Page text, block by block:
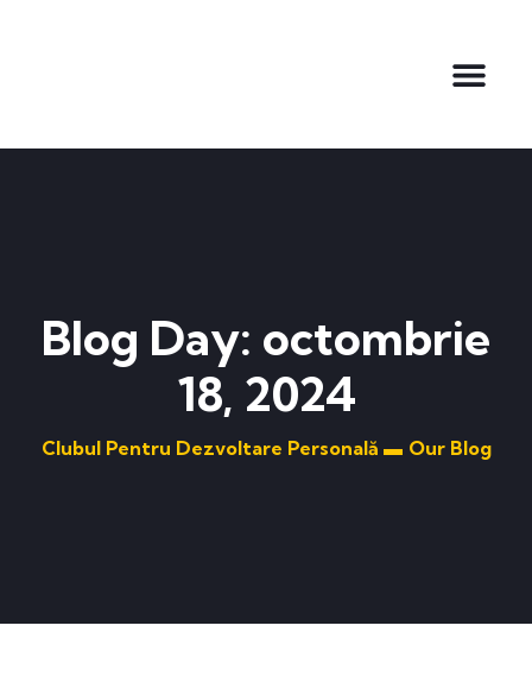
Blog Day: octombrie
18, 2024
Clubul Pentru Dezvoltare Personală ▬ Our Blog